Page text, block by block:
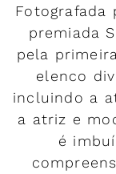
Rendez-
Fotografada
premiada
pela
elenco
incluindo a
a atriz e
é